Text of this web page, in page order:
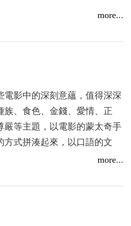
西洋現代現代文學往往用之
層次切入「心理時間」，隨著
乎很不連貫，卻故意挑戰讀
。「意識流散文」也是一種主
有自覺性的論述，語言上的
隨意，想到哪裡寫到哪裡，其
意用這種方法來鋪陳她的論
的「聲口」：獨白，演講，
more...
電影中的深刻意蘊，值得深深
族、食色、金錢、愛情、正
嚴等主題，以電影的蒙太奇手
方式拼湊起來，以口語的文
坡人獨特的觀影與文化經驗。
，並謂：「本書名叫《欠身入
電影院，而在她的個人空
more...